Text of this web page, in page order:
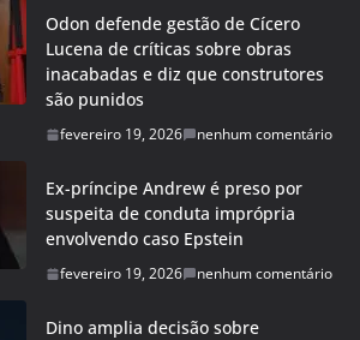
Odon defende gestão de Cícero
Lucena de críticas sobre obras
inacabadas e diz que construtores
são punidos
fevereiro 19, 2026 nenhum comentário
Ex-príncipe Andrew é preso por
suspeita de conduta imprópria
envolvendo caso Epstein
fevereiro 19, 2026 nenhum comentário
Dino amplia decisão sobre